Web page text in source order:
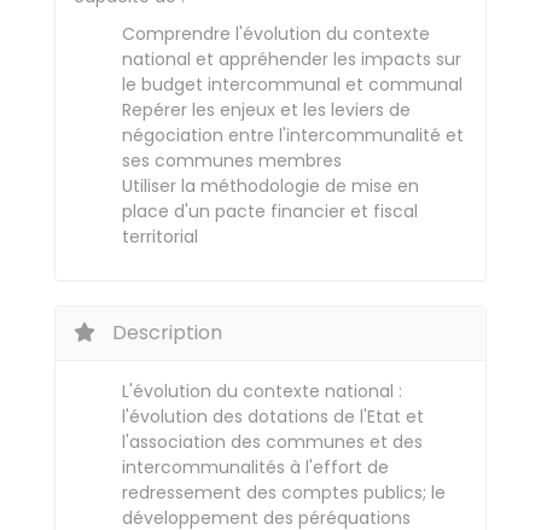
Comprendre l'évolution du contexte
national et appréhender les impacts sur
le budget intercommunal et communal
Repérer les enjeux et les leviers de
négociation entre l'intercommunalité et
ses communes membres
Utiliser la méthodologie de mise en
place d'un pacte financier et fiscal
territorial
Description
L'évolution du contexte national :
l'évolution des dotations de l'Etat et
l'association des communes et des
intercommunalités à l'effort de
redressement des comptes publics; le
développement des péréquations